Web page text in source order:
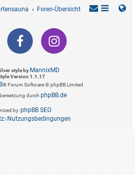
Foren-Übersicht
style by MannixMD
Version 1.1.17
® Forum Software © phpBB Limited
durch phpBB.de
by:phpBB SEO
| Nutzungsbedingungen